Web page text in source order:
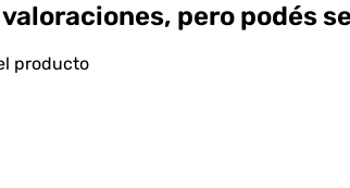
pero podés
producto